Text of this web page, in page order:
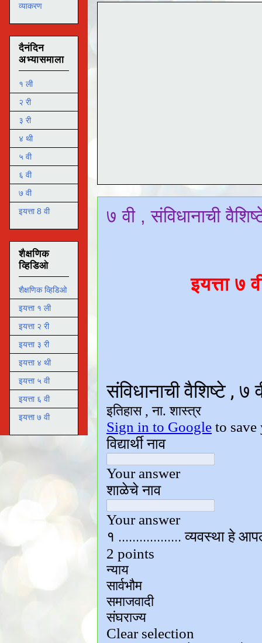
७ वी , संविधानाची
इयत्ता ७
व्याकरण
दैनंदिन
अभ्यासमाला
१ ली
२ री
३ री
४ थी
५ वी
६ वी
७ वी
इयत्ता 8 वी
शैक्षणिक
व्हिडिओ
शैक्षणिक व्हिडिओ
इयत्ता १ ली
इयत्ता २ री
इयत्ता ३ री
इयत्ता ४ थी
इयत्ता ५ वी
इयत्ता ६ वी
इयत्ता ७ वी